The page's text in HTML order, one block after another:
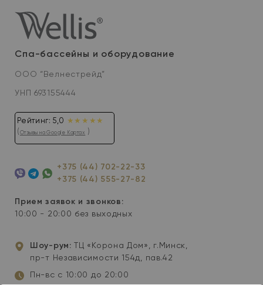
Спа-бассейны и оборудование
ООО “Велнестрейд”
УНП 693155444
Рейтинг: 5,0 ★★★★★
( Отзывы на Google Картах )
Telegram
WhatsApp
+375 (44) 702-22-33
+375 (44) 555-27-82
Прием заявок и звонков:
10:00 - 20:00 без выходных
Шоу-рум: ТЦ «Корона Дом», г.Минск,
пр-т Независимости 154д, пав.42
Пн-вс с 10:00 до 20:00